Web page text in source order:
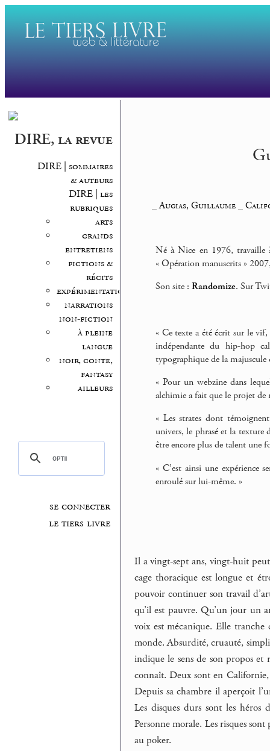
DIRE, la revue
DIRE | sommaires
& auteurs
DIRE | les
rubriques
arts
grands
entretiens
fictions &
récits
expérimentation
narrations
non-fiction
à pleine
langue
noir, conte,
fantasy
ailleurs
se connecter
le tiers livre
_Augias, Guillaume_
Né à Nice en 1976, travaille
« Opération manuscrits »
Son site : Randomize. Sur
« Ce texte a été écrit sur le vif,
indépendante du hip-hop
typographique de la
« Pour un webzine dans
alchimie a fait que le projet de
« Les strates dont
univers, le phrasé et la texture
être encore plus de talent une
« C’est ainsi une expérience
enroulé sur lui-même. »
Il a vingt-sept ans, vingt-huit
cage thoracique est longue et
pouvoir continuer son travail
qu’il est pauvre. Qu’un jour un
voix est mécanique. Elle
monde. Absurdité, cruauté,
indique le sens de son propos et
connaît. Deux sont en Californie,
Depuis sa chambre il aperçoit
Les disques durs sont les héros
Personne morale. Les risques
au poker.